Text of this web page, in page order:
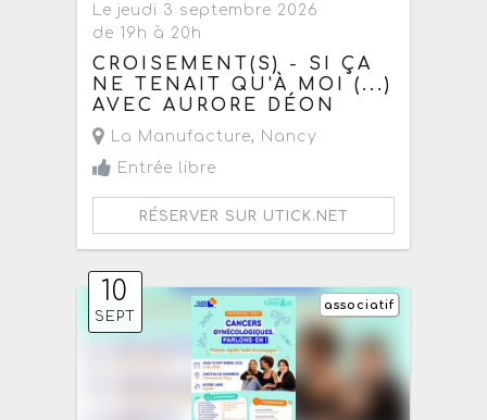
Le jeudi 3 septembre 2026
de 19h à 20h
CROISEMENT(S) - SI ÇA
NE TENAIT QU'À MOI (...)
AVEC AURORE DÉON
La Manufacture, Nancy
Entrée libre
RÉSERVER SUR UTICK.NET
10
SEPT
associatif